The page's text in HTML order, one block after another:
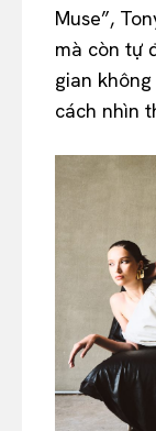
Muse”,
mà còn tự
gian
cách nhìn